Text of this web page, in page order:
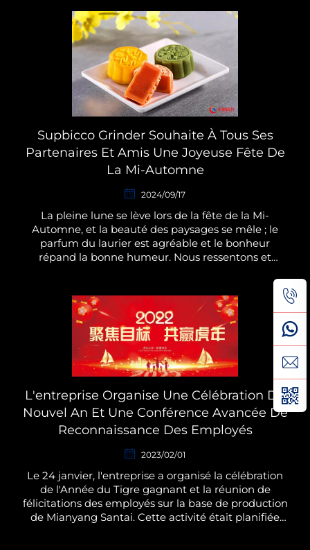
Supbicco Grinder Souhaite À Tous Ses
Partenaires Et Amis Une Joyeuse Fête De
La Mi-Automne
2024/09/17
La pleine lune se lève lors de la fête de la Mi-
Automne, et la beauté des paysages se mêle ; le
parfum du laurier est agréable et le bonheur
répand la bonne humeur. Nous ressentons et
de bonheur. En même temps, nous espérons…
L'entreprise Organise Une Célébration Du
Nouvel An Et Une Conférence Avancée De
Reconnaissance Des Employés
2023/02/01
Le 24 janvier, l'entreprise a organisé la célébration
de l'Année du Tigre gagnant et la réunion de
félicitations des employés sur la base de production
de Mianyang Santai. Cette activité était planifiée